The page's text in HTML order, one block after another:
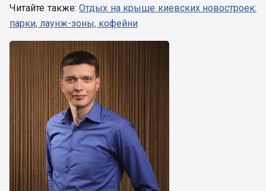
Читайте также: Отдых на крыше киевских новостроек:
парки, лаунж-зоны, кофейни